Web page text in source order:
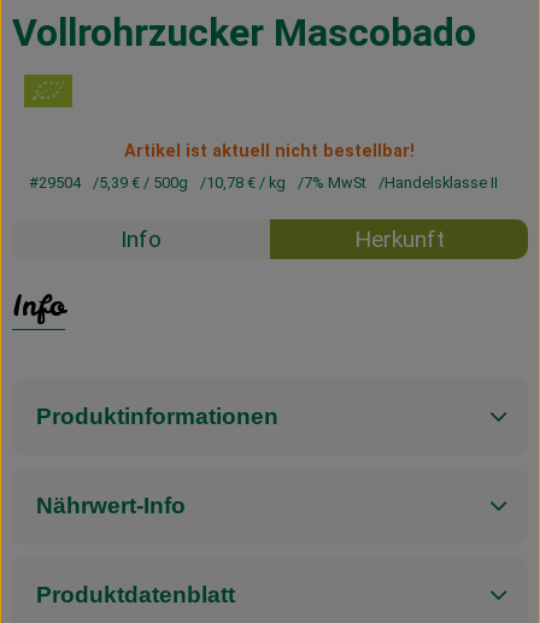
Vorratskammer
Neues vom Hof
Vollrohrzucker Mascobado
Artikel ist aktuell nicht bestellbar!
#29504 5,39 €/ 500g 10,78 €/ kg 7% MwSt Handelsklasse II
Info Herkunft
Info
Produktinformationen
Nährwert-Info
Produktdatenblatt